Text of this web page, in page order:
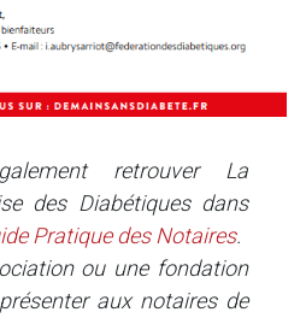
retrouver La
des Diabétiques dans
Pratique des Notaires.
ou une fondation
aux notaires de